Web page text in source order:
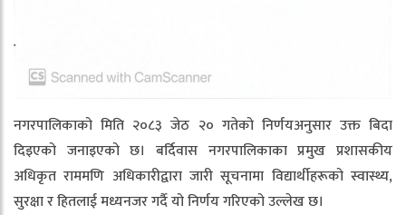
नगरपालिकाको मिति २०८३ जेठ २० गतेको निर्णयअनुसार उक्त बिदा
दिइएको जनाइएको छ। बर्दिवास नगरपालिकाका प्रमुख प्रशासकीय
अधिकृत राममणि अधिकारीद्वारा जारी सूचनामा विद्यार्थीहरूको स्वास्थ्य,
सुरक्षा र हितलाई मध्यनजर गर्दै यो निर्णय गरिएको उल्लेख छ।